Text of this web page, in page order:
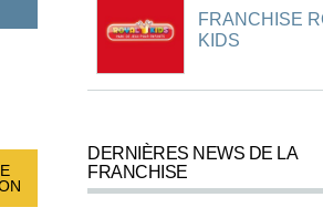
FRANCHISE
KIDS
DERNIÈRES NEWS DE LA
FRANCHISE